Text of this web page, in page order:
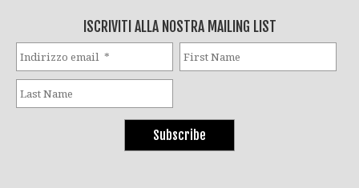
ISCRIVITI ALLA NOSTRA MAILING LIST